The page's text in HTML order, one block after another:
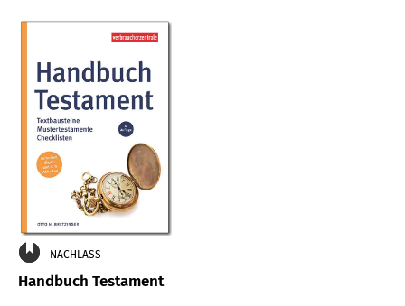
NACHLASS
Handbuch Testament